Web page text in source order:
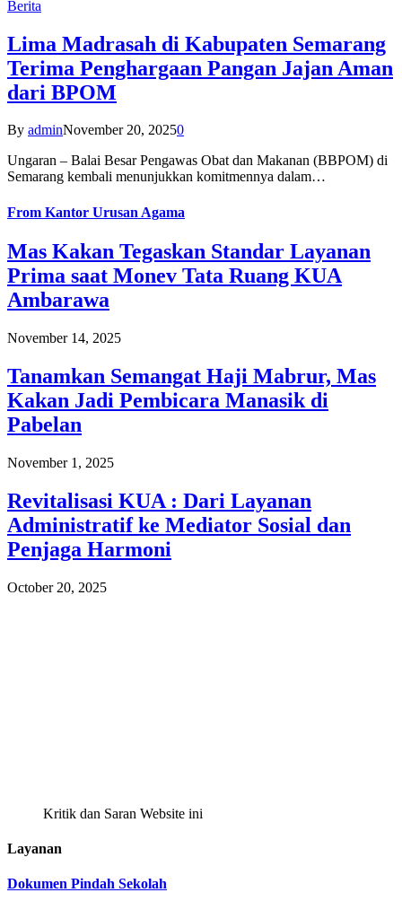
Berita
Lima Madrasah di Kabupaten Semarang
Terima Penghargaan Pangan Jajan Aman
dari BPOM
By adminNovember 20, 20250
Ungaran – Balai Besar Pengawas Obat dan Makanan (BBPOM) di
Semarang kembali menunjukkan komitmennya dalam…
From Kantor Urusan Agama
Mas Kakan Tegaskan Standar Layanan
Prima saat Monev Tata Ruang KUA
Ambarawa
November 14, 2025
Tanamkan Semangat Haji Mabrur, Mas
Kakan Jadi Pembicara Manasik di
Pabelan
November 1, 2025
Revitalisasi KUA : Dari Layanan
Administratif ke Mediator Sosial dan
Penjaga Harmoni
October 20, 2025
Kritik dan Saran Website ini
Layanan
Dokumen Pindah Sekolah